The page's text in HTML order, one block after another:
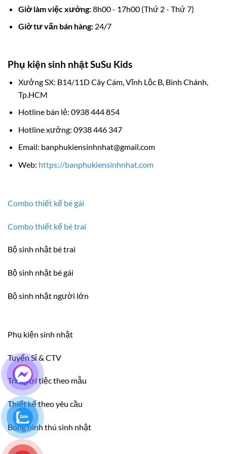
Giờ làm việc xưởng:8h00 - 17h00 (Thứ 2 - Thứ 7)
Giờ tư vấn bán hàng:24/7
Phụ kiện sinh nhật SuSu Kids
Xưởng SX: B14/11D Cây Cám, Vĩnh Lộc B, Bình Chánh,
Tp.HCM
Hotline bán lẻ: 0938 444 854
Hotline xưởng: 0938 446 347
Email: banphukiensinhnhat@gmail.com
Web: https://banphukiensinhnhat.com
Combo thiết kế bé gái
Combo thiết kế bé trai
Bộ sinh nhật bé trai
Bộ sinh nhật bé gái
Bộ sinh nhật người lớn
Phụ kiện sinh nhật
Tuyển Sỉ & CTV
Trang trí tiệc theo mẫu
Thiết kế theo yêu cầu
Bóng hình thú sinh nhật